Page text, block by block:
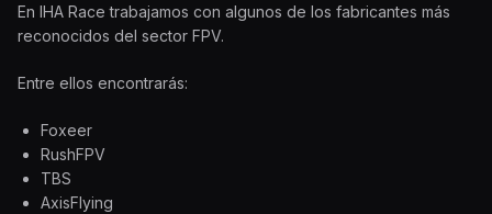
En IHA Race trabajamos con algunos de los fabricantes más
reconocidos del sector FPV.
Entre ellos encontrarás:
Foxeer
RushFPV
TBS
AxisFlying